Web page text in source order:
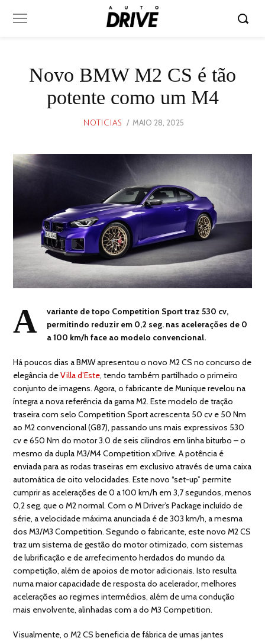
Novo BMW M2 CS é tão
potente como um M4
NOTICIAS
POSTED
MAIO 28, 2025
A
variante de topo Competition Sport traz 530 cv,
permitindo reduzir em 0,2 seg. nas acelerações de 0
a 100 km/h face ao modelo convencional.
Há poucos dias a BMW apresentou o novo M2 CS no concurso de
elegância deVilla d’Este, tendo também partilhado o primeiro
conjunto de imagens. Agora, o fabricante de Munique revelou na
íntegra a nova referência da gama M2. Este modelo de tração
traseira com selo Competition Sport acrescenta 50 cv e 50 Nm
ao M2 convencional (G87), passando uns mais expressivos 530
cv e 650 Nm do motor 3.0 de seis cilindros em linha biturbo – o
mesmo da dupla M3/M4 Competition xDrive. A potência é
enviada para as rodas traseiras em exclusivo através de uma caixa
automática de oito velocidades. Este novo “set-up” permite
cumprir as acelerações de 0 a 100 km/h em 3,7 segundos, menos
0,2 seg. que o M2 normal. Com o M Driver’s Package incluído de
série, a velocidade máxima anunciada é de 303 km/h, a mesma
dos M3/M3 Competition. Segundo o fabricante, este novo M2 CS
traz um sistema de gestão do motor otimizado, com sistemas
de lubrificação e de arrefecimento herdados do mundo da
competição, além de apoios de motor adicionais. Isto resulta
numa maior capacidade de resposta do acelerador, melhores
acelerações ao regimes intermédios, além de uma condução
mais envolvente, alinhadas com a do M3 Competition.
Visualmente, o M2 CS beneficia de fábrica de umas jantes